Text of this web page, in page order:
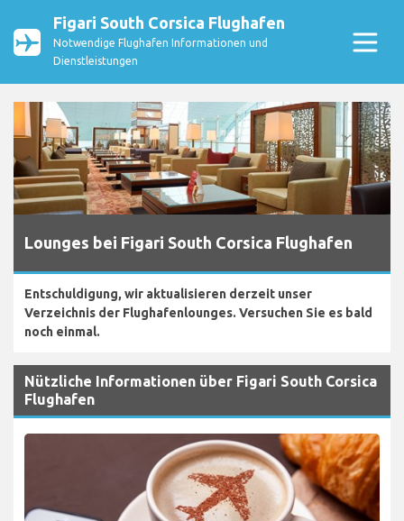
Figari South Corsica Flughafen
Notwendige Flughafen Informationen und
Dienstleistungen
Lounges bei Figari South Corsica Flughafen
Entschuldigung, wir aktualisieren derzeit unser
Verzeichnis der Flughafenlounges. Versuchen Sie es bald
noch einmal.
Nützliche Informationen über Figari South Corsica
Flughafen